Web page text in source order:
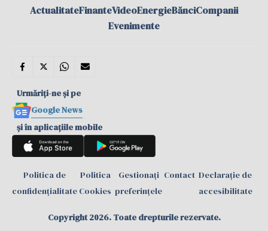
ActualitateFinanteVideoEnergieBănciCompanii
Evenimente
Urmăriți-ne și pe
Google News
și în aplicațiile mobile
Politica de
confidențialitate
Politica
Cookies
Gestionați
preferințele
Contact Declarație de
accesibilitate
Copyright 2026. Toate drepturile rezervate.